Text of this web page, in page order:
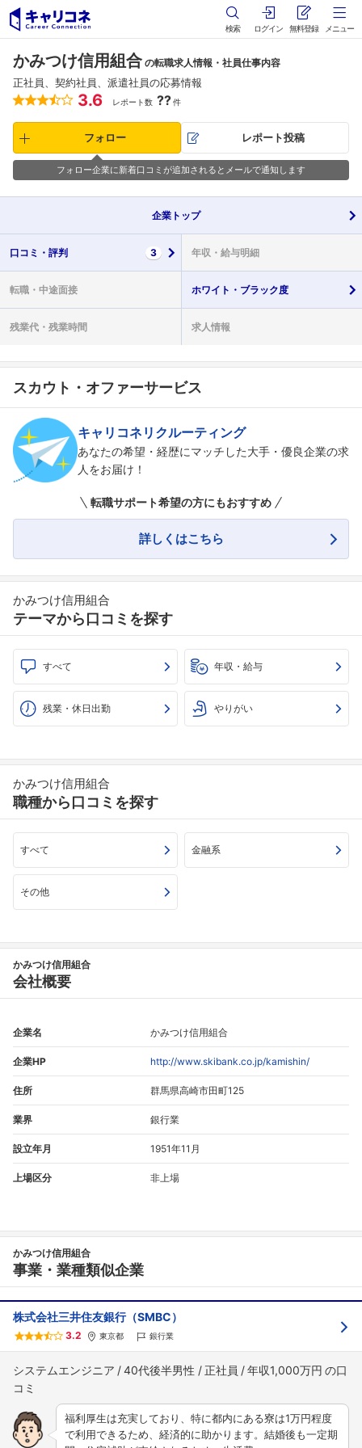
検索 ログイン 無料登録 メニュー
かみつけ信用組合 の転職求人情報・社員仕事内容
正社員、契約社員、派遣社員の応募情報
3.6 レポート数 ??件
フォロー レポート投稿
フォロー企業に新着口コミが追加されるとメールで通知します
企業 トップ
口コミ・ 評判 3 年収・ 給与明細
転職・ 中途面接 ホワイト・ ブラック度
残業代・ 残業時間 求人情報
スカウト・オファーサービス
キャリコネリクルーティング
あなたの希望・経歴にマッチした大手・優良企業の求
人をお届け！
転職サポート希望の方にもおすすめ
詳しくはこちら
かみつけ信用組合
テーマから口コミを探す
すべて 年収・給与
残業・休日出勤 やりがい
かみつけ信用組合
職種から口コミを探す
すべて 金融系
その他
かみつけ信用組合
会社概要
企業名 かみつけ信用組合
企業HP http://www.skibank.co.jp/kamishin/
住所 群馬県高崎市田町125
業界 銀行業
設立年月 1951年11月
上場区分 非上場
かみつけ信用組合
事業・業種類似企業
株式会社三井住友銀行（SMBC）
3.2 東京都 銀行業
システムエンジニア 40代後半男性 正社員 年収1,000万円
福利厚生は充実しており、特に都内にある寮は1万円程度
で利用できるため、経済的に助かります。結婚後も一定期